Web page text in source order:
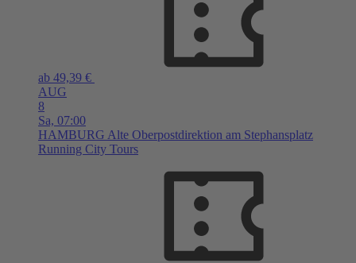
ab 49,39 €
AUG
8
Sa, 07:00
HAMBURG Alte Oberpostdirektion am Stephansplatz
Running City Tours